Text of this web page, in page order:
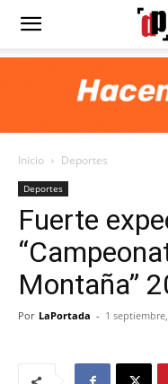
Diario
Portada
Inicio Deportes
Deportes
Fuerte
Montaña”
Por LaPortada - 1